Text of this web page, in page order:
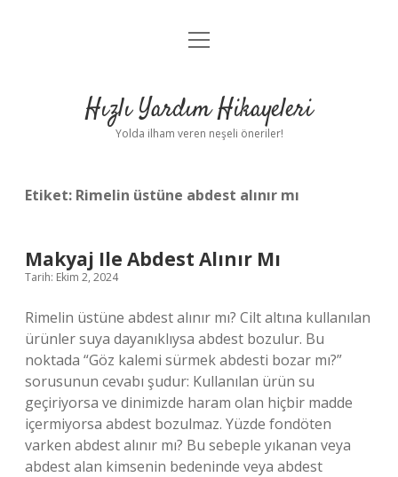
Anasayfa
Yasal Uyarı
menüyü
Hızlı Yardım Hikayeleri
Yolda ilham veren neşeli öneriler!
Etiket: Rimelin üstüne abdest alınır mı
Makyaj Ile Abdest Alınır Mı
Tarih: Ekim 2, 2024
Rimelin üstüne abdest alınır mı? Cilt altına kullanılan
ürünler suya dayanıklıysa abdest bozulur. Bu
noktada “Göz kalemi sürmek abdesti bozar mı?”
sorusunun cevabı şudur: Kullanılan ürün su
geçiriyorsa ve dinimizde haram olan hiçbir madde
içermiyorsa abdest bozulmaz. Yüzde fondöten
varken abdest alınır mı? Bu sebeple yıkanan veya
abdest alan kimsenin bedeninde veya abdest